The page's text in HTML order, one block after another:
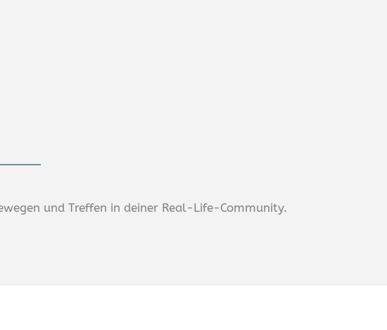
und Treffen in deiner Real-Life-Community.